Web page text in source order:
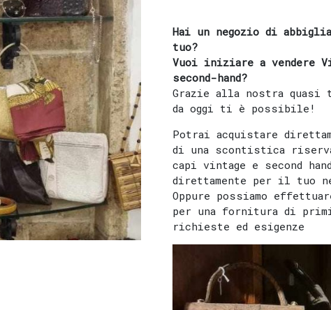
Hai un negozio di
tuo?
Vuoi iniziare a vendere
second-hand?
Grazie alla nostra quasi
da oggi ti è possibile!
Potrai acquistare
di una scontistica
capi vintage e second
direttamente per il tuo
Oppure possiamo
per una fornitura di
richieste ed esigenze